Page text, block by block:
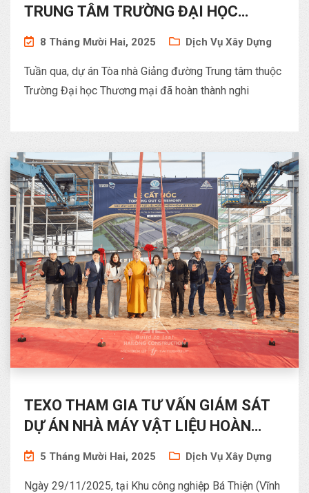
TRUNG TÂM TRƯỜNG ĐẠI HỌC
THƯƠNG MẠI
8 Tháng Mười Hai, 2025 Dịch Vụ Xây Dựng
Tuần qua, dự án Tòa nhà Giảng đường Trung tâm thuộc
Trường Đại học Thương mại đã hoàn thành nghi
TEXO THAM GIA TƯ VẤN GIÁM SÁT
DỰ ÁN NHÀ MÁY VẬT LIỆU HOÀN
THIỆN NHÔM VIỆT DŨNG
5 Tháng Mười Hai, 2025 Dịch Vụ Xây Dựng
Ngày 29/11/2025, tại Khu công nghiệp Bá Thiện (Vĩnh